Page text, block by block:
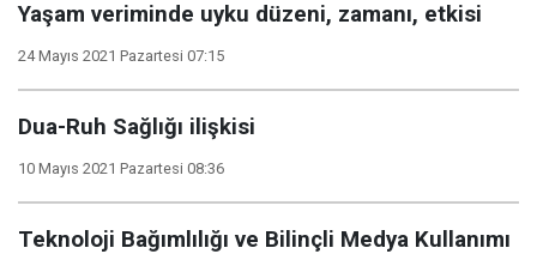
Yaşam veriminde uyku düzeni, zamanı, etkisi
24 Mayıs 2021 Pazartesi 07:15
Dua-Ruh Sağlığı ilişkisi
10 Mayıs 2021 Pazartesi 08:36
Teknoloji Bağımlılığı ve Bilinçli Medya Kullanımı